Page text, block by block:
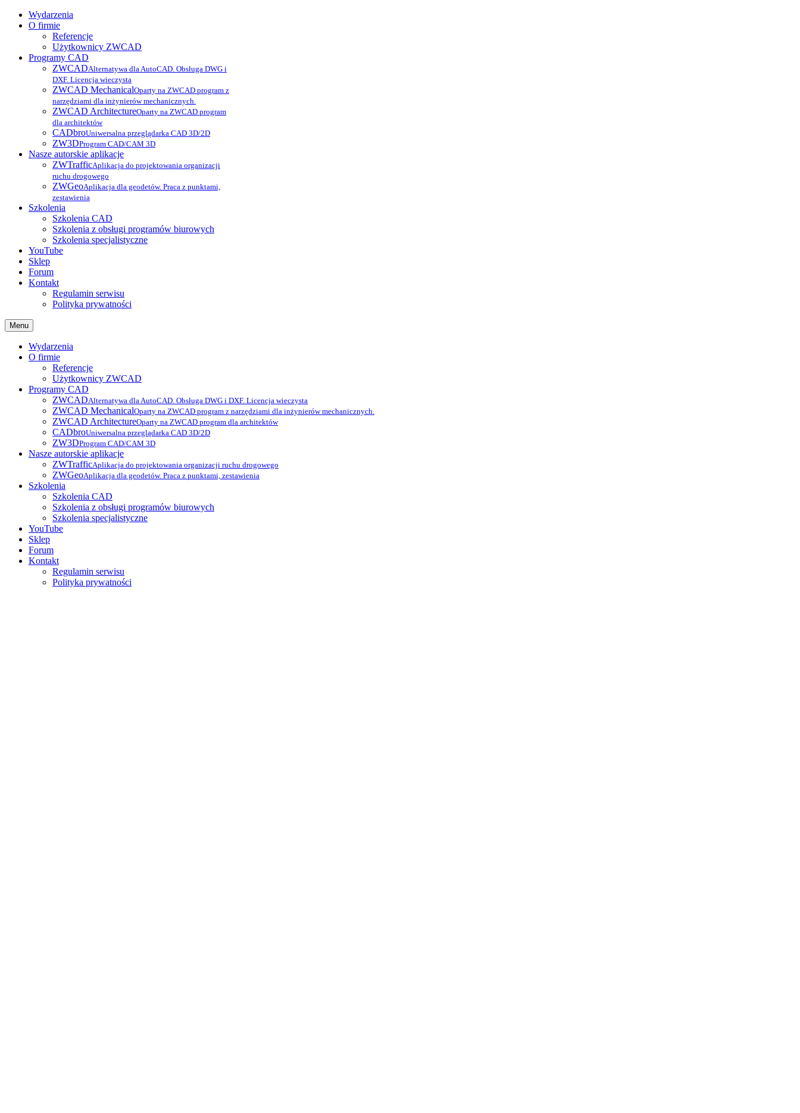
Wydarzenia
O firmie
Referencje
Użytkownicy ZWCAD
Programy CAD
ZWCADAlternatywa dla AutoCAD. Obsługa DWG i
DXF. Licencja wieczysta
ZWCAD MechanicalOparty na ZWCAD program z
narzędziami dla inżynierów mechanicznych.
ZWCAD ArchitectureOparty na ZWCAD program
dla architektów
CADbroUniwersalna przeglądarka CAD 3D/2D
ZW3DProgram CAD/CAM 3D
Nasze autorskie aplikacje
ZWTrafficAplikacja do projektowania organizacji
ruchu drogowego
ZWGeoAplikacja dla geodetów. Praca z punktami,
zestawienia
Szkolenia
Szkolenia CAD
Szkolenia z obsługi programów biurowych
Szkolenia specjalistyczne
YouTube
Sklep
Forum
Kontakt
Regulamin serwisu
Polityka prywatności
Menu
Wydarzenia
O firmie
Referencje
Użytkownicy ZWCAD
Programy CAD
ZWCADAlternatywa dla AutoCAD. Obsługa DWG i DXF. Licencja wieczysta
ZWCAD MechanicalOparty na ZWCAD program z narzędziami dla inżynierów mechanicznych.
ZWCAD ArchitectureOparty na ZWCAD program dla architektów
CADbroUniwersalna przeglądarka CAD 3D/2D
ZW3DProgram CAD/CAM 3D
Nasze autorskie aplikacje
ZWTrafficAplikacja do projektowania organizacji ruchu drogowego
ZWGeoAplikacja dla geodetów. Praca z punktami, zestawienia
Szkolenia
Szkolenia CAD
Szkolenia z obsługi programów biurowych
Szkolenia specjalistyczne
YouTube
Sklep
Forum
Kontakt
Regulamin serwisu
Polityka prywatności